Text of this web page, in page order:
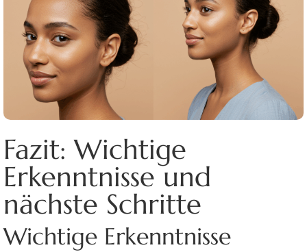
Fazit: Wichtige
Erkenntnisse und
nächste Schritte
Wichtige Erkenntnisse